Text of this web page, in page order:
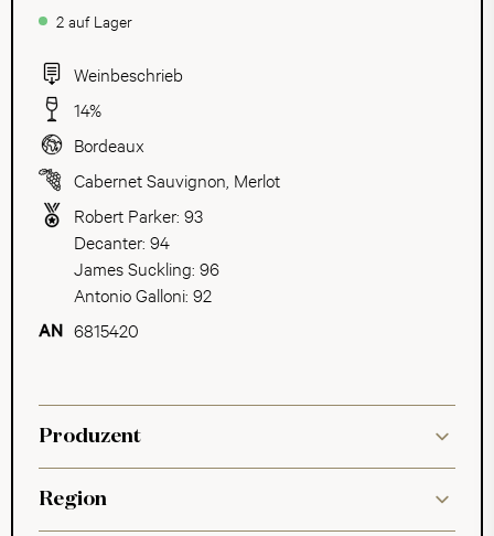
Weinbeschrieb
14%
Bordeaux
Cabernet Sauvignon Merlot
Robert Parker: 93
Decanter: 94
James Suckling: 96
Antonio Galloni: 92
6815420
2 auf Lager
Produzent
Region